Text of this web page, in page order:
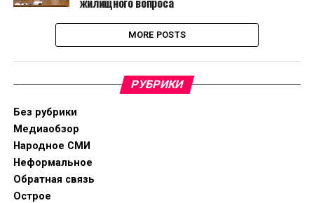
MORE POSTS
РУБРИКИ
Без рубрики
Медиаобзор
Народное СМИ
Неформальное
Обратная связь
Острое